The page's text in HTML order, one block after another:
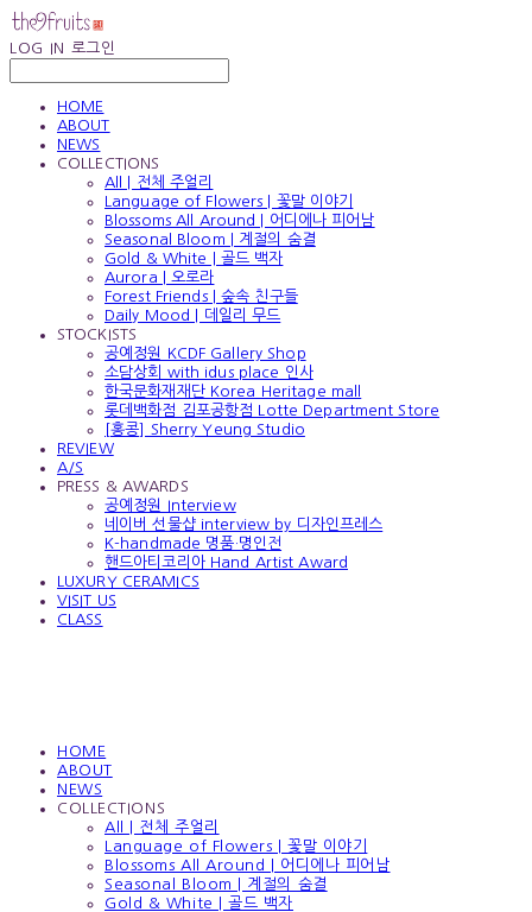
LOG IN 로그인
HOME
ABOUT
NEWS
COLLECTIONS
All | 전체 주얼리
Language of Flowers | 꽃말 이야기
Blossoms All Around | 어디에나 피어남
Seasonal Bloom | 계절의 숨결
Gold & White | 골드 백자
Aurora | 오로라
Forest Friends | 숲속 친구들
Daily Mood | 데일리 무드
STOCKISTS
공예정원 KCDF Gallery Shop
소담상회 with idus place 인사
한국문화재재단 Korea Heritage mall
롯데백화점 김포공항점 Lotte Department Store
[홍콩] Sherry Yeung Studio
REVIEW
A/S
PRESS & AWARDS
공예정원 Interview
네이버 선물샵 interview by 디자인프레스
K-handmade 명품·명인전
핸드아티코리아 Hand Artist Award
LUXURY CERAMICS
VISIT US
CLASS
HOME
ABOUT
NEWS
COLLECTIONS
All | 전체 주얼리
Language of Flowers | 꽃말 이야기
Blossoms All Around | 어디에나 피어남
Seasonal Bloom | 계절의 숨결
Gold & White | 골드 백자